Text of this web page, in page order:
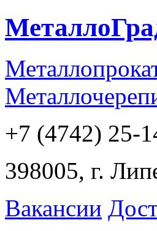
+7 (4742) 25-
398005, г.
Вакансии